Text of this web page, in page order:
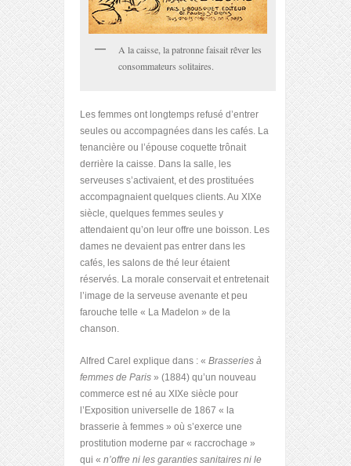
A la caisse, la patronne faisait rêver les
consommateurs solitaires.
Les femmes ont longtemps refusé d’entrer
seules ou accompagnées dans les cafés. La
tenancière ou l’épouse coquette trônait
derrière la caisse. Dans la salle, les
serveuses s’activaient, et des prostituées
accompagnaient quelques clients. Au XIXe
siècle, quelques femmes seules y
attendaient qu’on leur offre une boisson. Les
dames ne devaient pas entrer dans les
cafés, les salons de thé leur étaient
réservés. La morale conservait et entretenait
l’image de la serveuse avenante et peu
farouche telle « La Madelon » de la
chanson.
Alfred Carel explique dans : « Brasseries à
femmes de Paris » (1884) qu’un nouveau
commerce est né au XIXe siècle pour
l’Exposition universelle de 1867 « la
brasserie à femmes » où s’exerce une
prostitution moderne par « raccrochage »
qui « n’offre ni les garanties sanitaires ni le